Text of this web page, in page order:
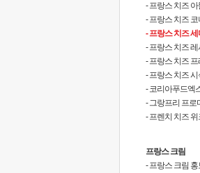
- 프랑스 치즈 아
- 프랑스 치즈
- 프랑스 치즈
- 프랑스 치즈
- 프랑스 치즈
- 프랑스 치즈
- 코리아푸드엑
- 그랑프리 프로
- 프렌치 치즈 위
프랑스 크림
- 프랑스 크림